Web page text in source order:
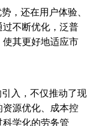
，还在用户体验、
不断优化，泛普
其更好地适应市
入，不仅推动了现
源优化、成本控
学化的劳务管